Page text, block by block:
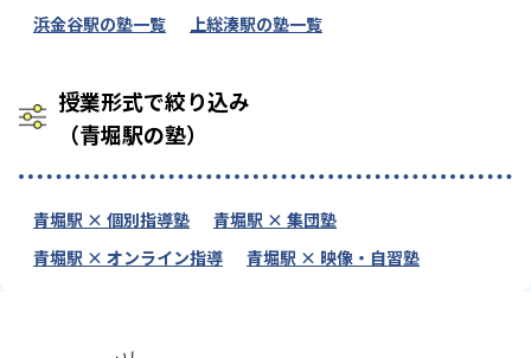
浜金谷駅の塾一覧
上総湊駅の塾一覧
授業形式で絞り込み
（青堀駅の塾）
青堀駅 × 個別指導塾
青堀駅 × 集団塾
青堀駅 × オンライン指導
青堀駅 × 映像・自習塾